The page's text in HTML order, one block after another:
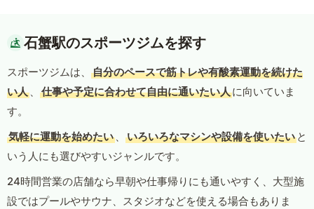
石蟹駅のスポーツジムを探す
スポーツジムは、
自分のペースで筋トレや有酸素運動を続けた
い人 、 仕事や予定に合わせて自由に通いたい人に向いていま
す。
気軽に運動を始めたい 、 いろいろなマシンや設備を使いたい と
いう人にも選びやすいジャンルです。
24時間営業の店舗なら早朝や仕事帰りにも通いやすく、大型施
設ではプールやサウナ、スタジオなどを使える場合もありま